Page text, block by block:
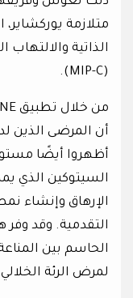
(MIP-C).
السيتوكين الذي
الإرهاق وإنشاء
التقدمية. وقد وفر
لمرض الرئة